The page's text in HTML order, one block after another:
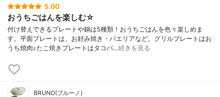
5.00
おうちごはんを楽しむ☆
付け替えできるプレートや鍋は5種類！おうちごはんを色々楽しめま
す。平面プレートは、お好み焼き・パエリアなど。グリルプレートはお
うち焼肉♪たこ焼きプレートはタコパ…続きを見る
BRUNO(ブルーノ)